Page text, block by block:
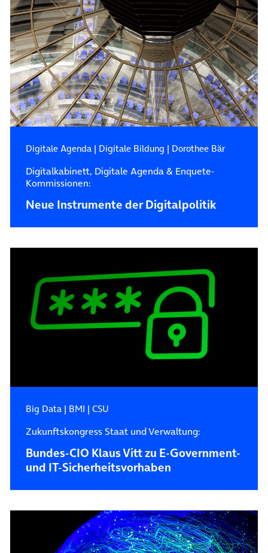
Digitale Agenda| Digitale Bildung | Dorothee Bär
Digitalkabinett, Digitale Agenda & Enquete-
Kommissionen:
Neue Instrumente der Digitalpolitik
Big Data| BMI | CSU
Zukunftskongress Staat und Verwaltung:
Bundes-CIO Klaus Vitt zu E-Government-
und IT-Sicherheitsvorhaben